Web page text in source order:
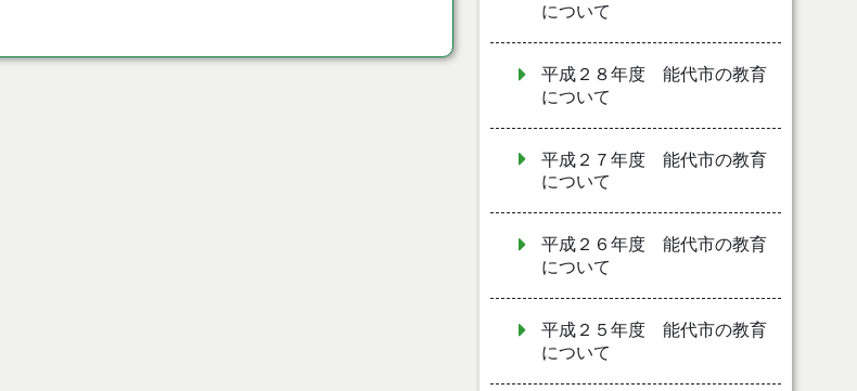
について
平成２８年度 能代市の教育
について
平成２７年度 能代市の教育
について
平成２６年度 能代市の教育
について
平成２５年度 能代市の教育
について